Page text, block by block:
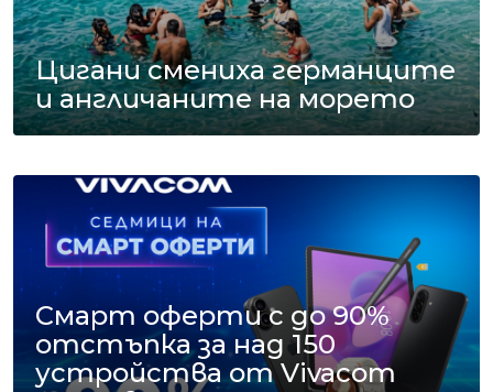
Цигани смениха германците
и англичаните на морето
Смарт оферти с до 90%
отстъпка за над 150
устройства от Vivacom